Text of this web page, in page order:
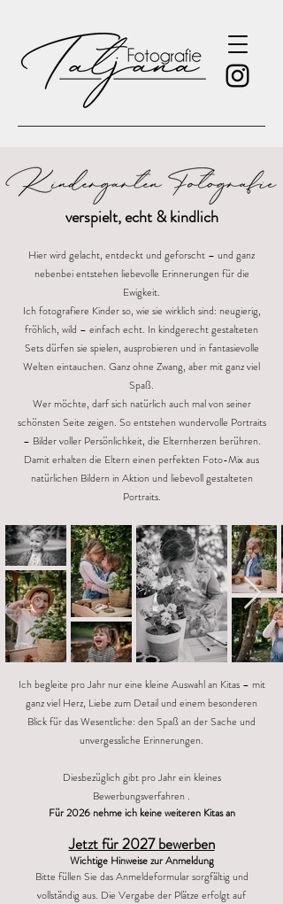
verspielt, echt & kindlich
Hier wird gelacht, entdeckt und geforscht – und ganz
nebenbei entstehen liebevolle Erinnerungen für die
Ewigkeit.
Ich fotografiere Kinder so, wie sie wirklich sind: neugierig,
fröhlich, wild – einfach echt. In kindgerecht gestalteten
Sets dürfen sie spielen, ausprobieren und in fantasievolle
Welten eintauchen. Ganz ohne Zwang, aber mit ganz viel
Spaß.
Wer möchte, darf sich natürlich auch mal von seiner
schönsten Seite zeigen. So entstehen wundervolle Portraits
– Bilder voller Persönlichkeit, die Elternherzen berühren.
Damit erhalten die Eltern einen perfekten Foto-Mix aus
natürlichen Bildern in Aktion und liebevoll gestalteten
Portraits.
Ich begleite pro Jahr nur eine kleine Auswahl an Kitas – mit
ganz viel Herz, Liebe zum Detail und einem besonderen
Blick für das Wesentliche: den Spaß an der Sache und
unvergessliche Erinnerungen.
Diesbezüglich gibt pro Jahr ein kleines
Bewerbungsverfahren .
Für 2026 nehme ich keine weiteren Kitas an
Jetzt für 2027 bewerben
Wichtige Hinweise zur Anmeldung
Bitte füllen Sie das Anmeldeformular sorgfältig und
vollständig aus. Die Vergabe der Plätze erfolgt auf